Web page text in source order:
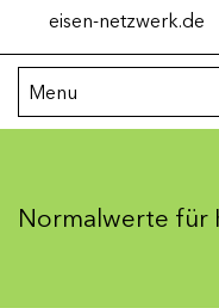
Top
menu
eisen-netzwerk.de
Main
navigation
Menu
Hyperkaliämie verstehen
Normalwerte für